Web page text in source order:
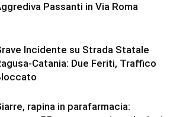
Passanti in Via Roma
Incidente su Strada Statale
Catania: Due Feriti, Traffico
rapina in parafarmacia: